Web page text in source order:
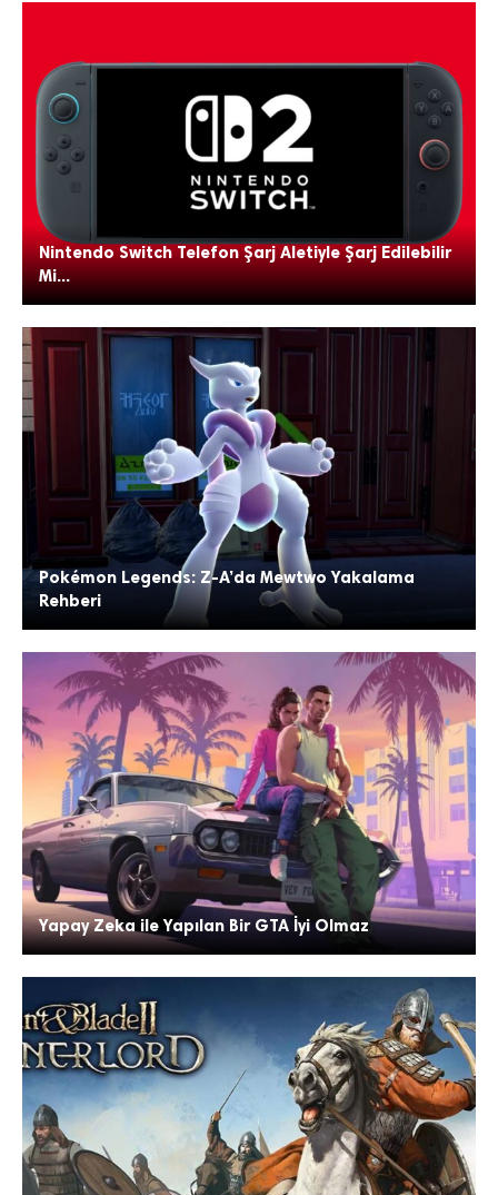
Nintendo Switch Telefon Şarj Aletiyle Şarj Edilebilir
Mi...
Pokémon Legends: Z-A’da Mewtwo Yakalama
Rehberi
Yapay Zeka ile Yapılan Bir GTA İyi Olmaz